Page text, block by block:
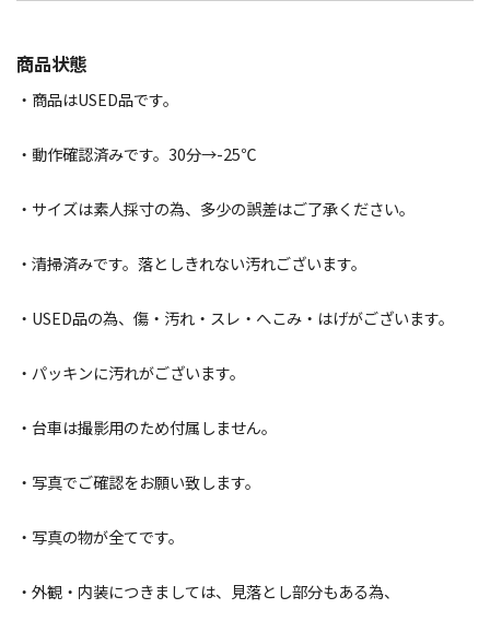
商品状態
・商品はUSED品です。
・動作確認済みです。30分→-25℃
・サイズは素人採寸の為、多少の誤差はご了承ください。
・清掃済みです。落としきれない汚れございます。
・USED品の為、傷・汚れ・スレ・へこみ・はげがございます。
・パッキンに汚れがございます。
・台車は撮影用のため付属しません。
・写真でご確認をお願い致します。
・写真の物が全てです。
・外観・内装につきましては、見落とし部分もある為、